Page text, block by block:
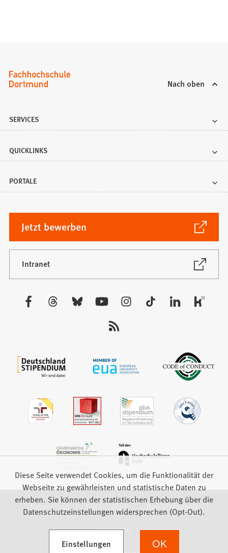
Nach oben
SERVICES
QUICKLINKS
PORTALE
Jetzt bewerben
(Öffnet
in
einem
neuen
Tab)
Intranet
(Öffnet
neuen
Besuchen
Impressum Datenschutz
Barrierefreiheit
Feedback
Diese Seite verwendet Cookies, um die Funktionalität der
Webseite zu gewährleisten und statistische Daten zu
erheben. Sie können der statistischen Erhebung über die
Datenschutzeinstellungen widersprechen (Opt-Out).
Einstellungen
(Öffnet in einem neuen Tab) OK